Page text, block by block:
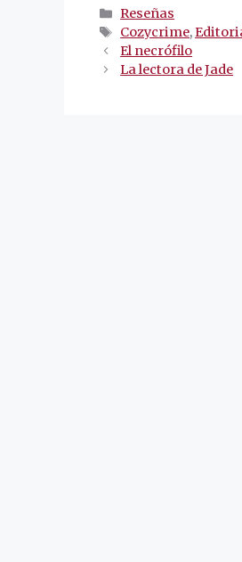
Categorías
Reseñas
Etiquetas
Cozycrime,
Navegación
de
El necrófilo
La lectora de Jade